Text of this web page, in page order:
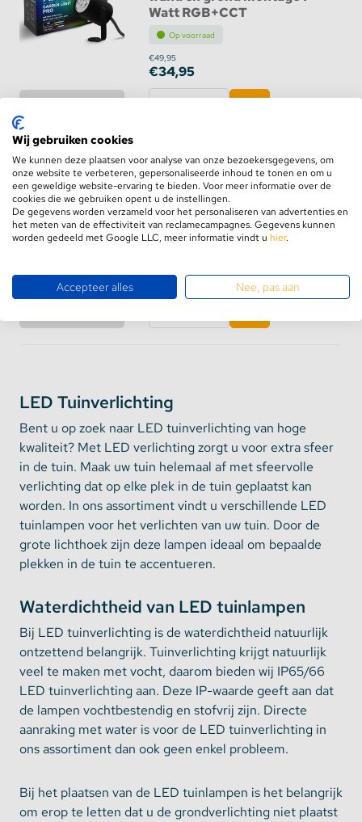
Watt RGB+CCT
Op voorraad
€49,95
€34,95
3 x 6W RGB+CCT LED-
tuinlamp+voedingskabelset
Op voorraad
LED Tuinverlichting
Bent u op zoek naar LED tuinverlichting van hoge
kwaliteit? Met LED verlichting zorgt u voor extra sfeer
in de tuin. Maak uw tuin helemaal af met sfeervolle
verlichting dat op elke plek in de tuin geplaatst kan
worden. In ons assortiment vindt u verschillende LED
tuinlampen voor het verlichten van uw tuin. Door de
grote lichthoek zijn deze lampen ideaal om bepaalde
plekken in de tuin te accentueren.
Waterdichtheid van LED tuinlampen
Bij LED tuinverlichting is de waterdichtheid natuurlijk
ontzettend belangrijk. Tuinverlichting krijgt natuurlijk
veel te maken met vocht, daarom bieden wij IP65/66
LED tuinverlichting aan. Deze IP-waarde geeft aan dat
de lampen vochtbestendig en stofvrij zijn. Directe
aanraking met water is voor de LED tuinverlichting in
ons assortiment dan ook geen enkel probleem.
Bij het plaatsen van de LED tuinlampen is het belangrijk
om erop te letten dat u de grondverlichting niet plaatst
Wij gebruiken cookies
We kunnen deze plaatsen voor analyse van onze bezoekersgegevens, om
onze website te verbeteren, gepersonaliseerde inhoud te tonen en om u
een geweldige website-ervaring te bieden. Voor meer informatie over de
cookies die we gebruiken opent u de instellingen.
De gegevens worden verzameld voor het personaliseren van advertenties en
het meten van de effectiviteit van reclamecampagnes. Gegevens kunnen
worden gedeeld met Google LLC, meer informatie vindt u hier.
Accepteer alles Nee, pas aan